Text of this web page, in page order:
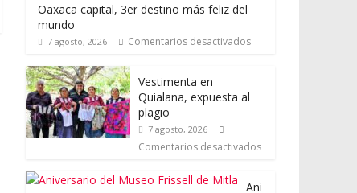
Oaxaca capital, 3er destino más feliz del
mundo
7 agosto, 2026 Comentarios desactivados
Vestimenta en
Quialana, expuesta al
plagio
7 agosto, 2026
Comentarios desactivados
Ani